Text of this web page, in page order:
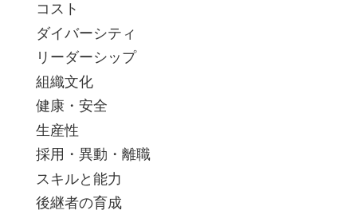
コスト
ダイバーシティ
リーダーシップ
組織文化
健康・安全
生産性
採用・異動・離職
スキルと能力
後継者の育成